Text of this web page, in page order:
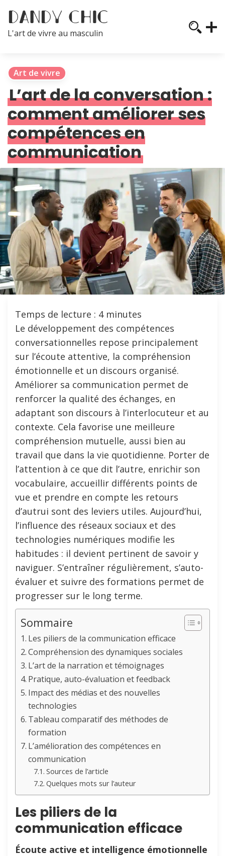
L'art de vivre au masculin
Art de vivre
L’art de la conversation :
comment améliorer ses
compétences en
communication
Temps de lecture : 4 minutes
Le développement des compétences
conversationnelles repose principalement
sur l’écoute attentive, la compréhension
émotionnelle et un discours organisé.
Améliorer sa communication permet de
renforcer la qualité des échanges, en
adaptant son discours à l’interlocuteur et au
contexte. Cela favorise une meilleure
compréhension mutuelle, aussi bien au
travail que dans la vie quotidienne. Porter de
l’attention à ce que dit l’autre, enrichir son
vocabulaire, accueillir différents points de
vue et prendre en compte les retours
d’autrui sont des leviers utiles. Aujourd’hui,
l’influence des réseaux sociaux et des
technologies numériques modifie les
habitudes : il devient pertinent de savoir y
naviguer. S’entraîner régulièrement, s’auto-
évaluer et suivre des formations permet de
progresser sur le long terme.
Sommaire
Les piliers de la communication efficace
Compréhension des dynamiques sociales
L’art de la narration et témoignages
Pratique, auto-évaluation et feedback
Impact des médias et des nouvelles
technologies
Tableau comparatif des méthodes de
formation
L’amélioration des compétences en
communication
Sources de l’article
Quelques mots sur l’auteur
Les piliers de la
communication efficace
Écoute active et intelligence émotionnelle